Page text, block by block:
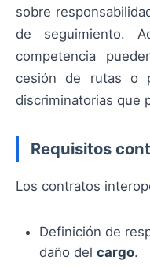
sobre
de seguimiento.
competencia
cesión de rutas o
discriminatorias que
Requisitos
Los contratos
Definición de
daño del cargo.